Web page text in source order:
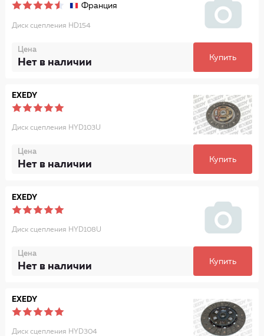
Франция
Диск сцепления HD154
Цена
Нет в наличии Купить
EXEDY
Диск сцепления HYD103U
Цена
Нет в наличии Купить
EXEDY
Диск сцепления HYD108U
Цена
Нет в наличии Купить
EXEDY
Диск сцепления HYD304